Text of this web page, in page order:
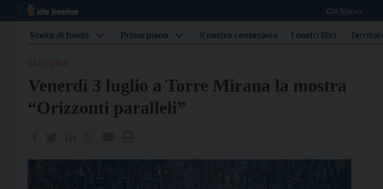
Chi Siamo
Scelte di fondo Primo piano Il nostro centenario I nostri libri Territori
Venerdì 3 luglio a Torre Mirana la mostra
“Orizzonti paralleli”